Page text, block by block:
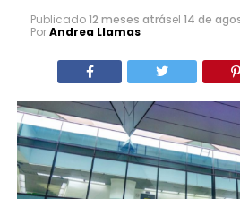
Publicado12 meses atrásel 14 de
PorAndrea Llamas